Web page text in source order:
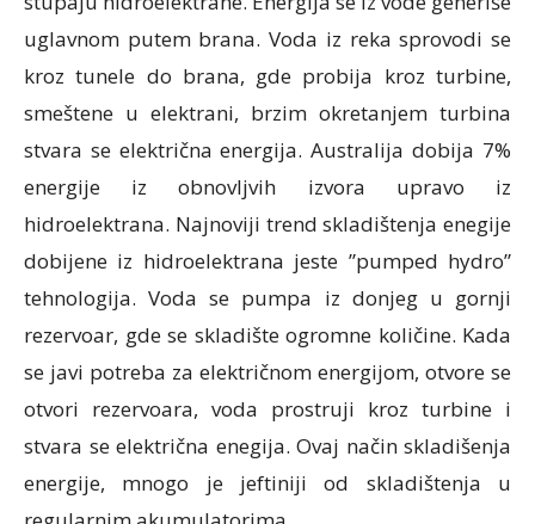
uglavnom putem brana. Voda iz reka sprovodi se
kroz tunele do brana, gde probija kroz turbine,
smeštene u elektrani, brzim okretanjem turbina
stvara se električna energija. Australija dobija 7%
energije iz obnovljvih izvora upravo iz
hidroelektrana. Najnoviji trend skladištenja enegije
dobijene iz hidroelektrana jeste ”pumped hydro”
tehnologija. Voda se pumpa iz donjeg u gornji
rezervoar, gde se skladište ogromne količine. Kada
se javi potreba za električnom energijom, otvore se
otvori rezervoara, voda prostruji kroz turbine i
stvara se električna enegija. Ovaj način skladišenja
energije, mnogo je jeftiniji od skladištenja u